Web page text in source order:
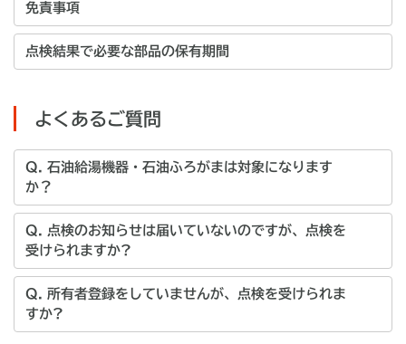
免責事項
点検結果で必要な部品の保有期間
よくあるご質問
Q. 石油給湯機器・石油ふろがまは対象になります
か？
Q. 点検のお知らせは届いていないのですが、点検を
受けられますか?
Q. 所有者登録をしていませんが、点検を受けられま
すか?